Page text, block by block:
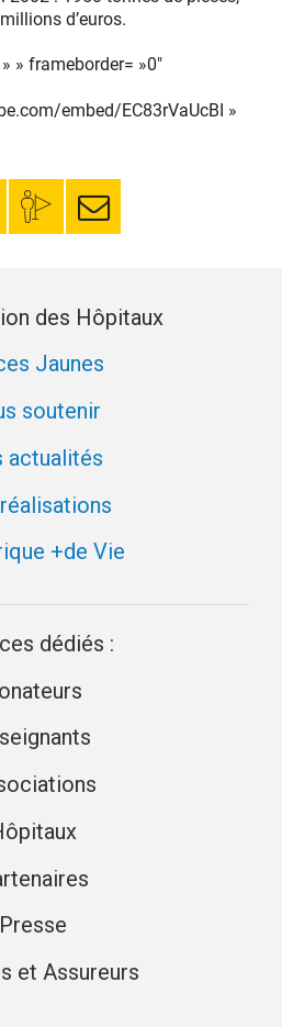
d’euros.
» frameborder= »0″
embed/EC83rVaUcBI »
don
Mon espace
donateur
S’inscrire à la
newsletter
des Hôpitaux
Jaunes
soutenir
actualités
+de Vie
dédiés :
Presse
et Assureurs